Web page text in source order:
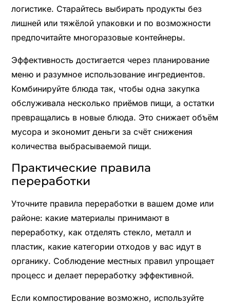
логистике. Старайтесь выбирать продукты без
лишней или тяжёлой упаковки и по возможности
предпочитайте многоразовые контейнеры.
Эффективность достигается через планирование
меню и разумное использование ингредиентов.
Комбинируйте блюда так, чтобы одна закупка
обслуживала несколько приёмов пищи, а остатки
превращались в новые блюда. Это снижает объём
мусора и экономит деньги за счёт снижения
количества выбрасываемой пищи.
Практические правила
переработки
Уточните правила переработки в вашем доме или
районе: какие материалы принимают в
переработку, как отделять стекло, металл и
пластик, какие категории отходов у вас идут в
органику. Соблюдение местных правил упрощает
процесс и делает переработку эффективной.
Если компостирование возможно, используйте